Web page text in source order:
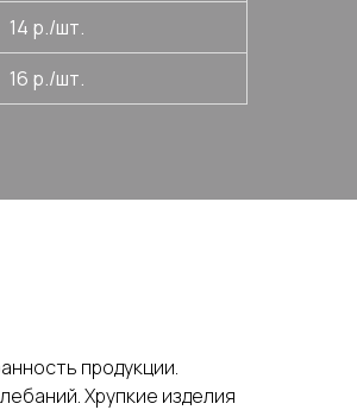
14 р./шт.
16 р./шт.
продукции.
Хрупкие изделия